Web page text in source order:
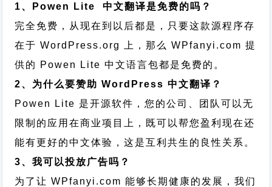
1、Powen Lite 中文翻译是免费的吗？
完全免费，从现在到以后都是，只要这款源程序存
在于 WordPress.org 上，那么 WPfanyi.com 提
供的 Powen Lite 中文语言包都是免费的。
2、为什么要赞助 WordPress 中文翻译？
Powen Lite 是开源软件，您的公司、团队可以无
限制的应用在商业项目上，既可以帮您盈利现在还
能有更好的中文体验，这是互利共生的良性关系。
3、我可以投放广告吗？
为了让 WPfanyi.com 能够长期健康的发展，我们